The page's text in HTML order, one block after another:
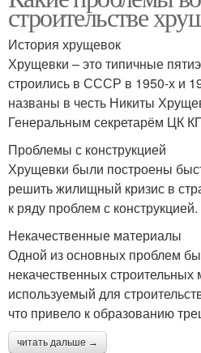
строительстве
История хрущевок
Хрущевки – это типичные
строились в СССР в 1950-х и
названы в честь Никиты
Генеральным секретарём ЦК
Проблемы с конструкцией
Хрущевки были построены
решить жилищный кризис в
к ряду проблем с конструкцией.
Некачественные материалы
Одной из основных проблем
некачественных строительных
используемый для
что привело к образованию
читать дальше →